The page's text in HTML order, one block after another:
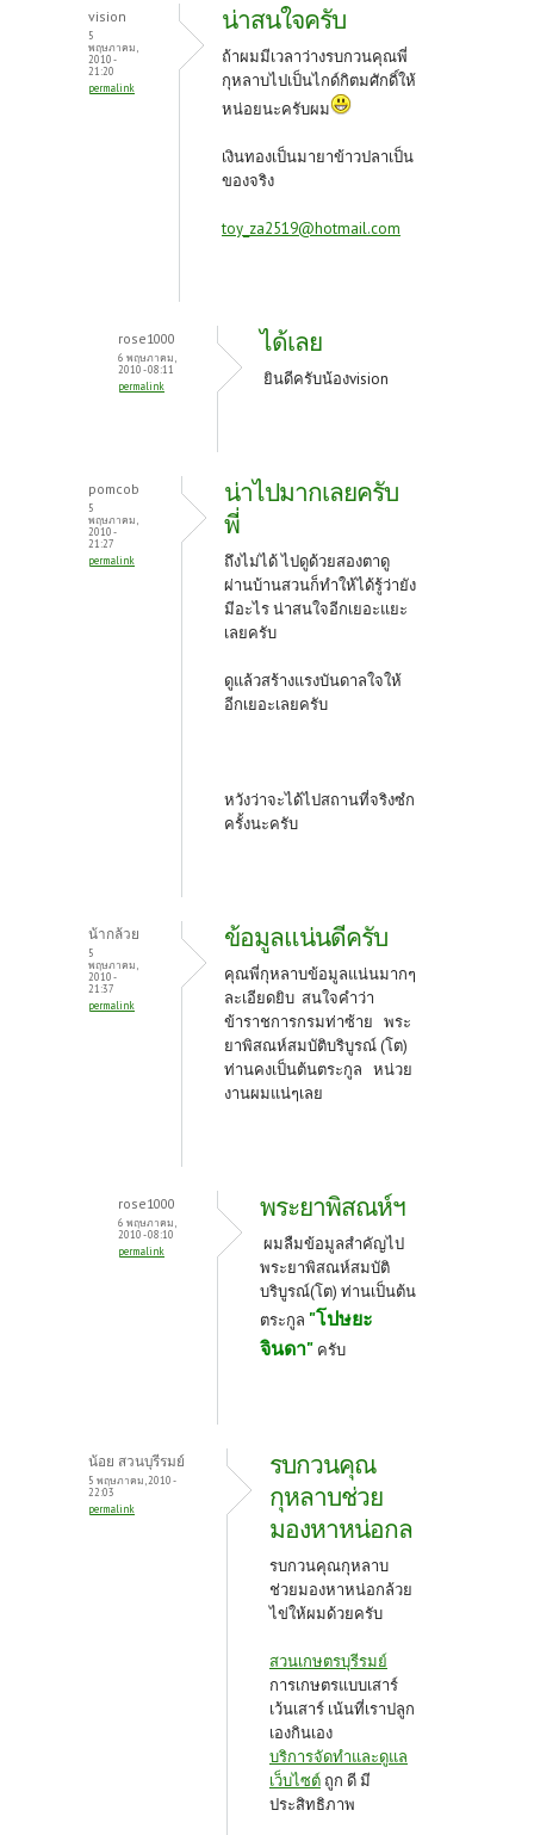
vision
5
พฤษภาคม,
2010 -
21:20
permalink
น่าสนใจครับ
ถ้าผมมีเวลาว่างรบกวนคุณพี่
กุหลาบไปเป็นไกด์กิตมศักดิ์ให้
หน่อยนะครับผม
เงินทองเป็นมายาข้าวปลาเป็น
ของจริง
toy_za2519@hotmail.com
rose1000
6 พฤษภาคม,
2010 - 08:11
permalink
ได้เลย
ยินดีครับน้องvision
pomcob
5
พฤษภาคม,
2010 -
21:27
permalink
น่าไปมากเลยครับ
พี่
ถึงไม่ได้ ไปดูด้วยสองตาดู
ผ่านบ้านสวนก็ทำให้ได้รู้ว่ายัง
มีอะไร น่าสนใจอีกเยอะแยะ
เลยครับ
ดูแล้วสร้างแรงบันดาลใจให้
อีกเยอะเลยครับ
หวังว่าจะได้ไปสถานที่จริงซํก
ครั้งนะครับ
น้ากล้วย
5
พฤษภาคม,
2010 -
21:37
permalink
ข้อมูลแน่นดีครับ
คุณพี่กุหลาบข้อมูลแน่นมากๆ
ละเอียดยิบ สนใจคำว่า
ข้าราชการกรมท่าซ้าย พระ
ยาพิสณห์สมบัติบริบูรณ์ (โต)
ท่านคงเป็นต้นตระกูล หน่วย
งานผมแน่ๆเลย
rose1000
6 พฤษภาคม,
2010 - 08:10
permalink
พระยาพิสณห์ฯ
ผมลืมข้อมูลสำคัญไป
พระยาพิสณห์สมบัติ
บริบูรณ์(โต) ท่านเป็นต้น
ตระกูล "โปษยะ
จินดา" ครับ
น้อย สวนบุรีรมย์
5 พฤษภาคม, 2010 -
22:03
permalink
รบกวนคุณ
กุหลาบช่วย
มองหาหน่อกล
รบกวนคุณกุหลาบ
ช่วยมองหาหน่อกล้วย
ไข่ให้ผมด้วยครับ
สวนเกษตรบุรีรมย์
การเกษตรแบบเสาร์
เว้นเสาร์ เน้นที่เราปลูก
เองกินเอง
บริการจัดทำและดูแล
เว็บไซต์ ถูก ดี มี
ประสิทธิภาพ